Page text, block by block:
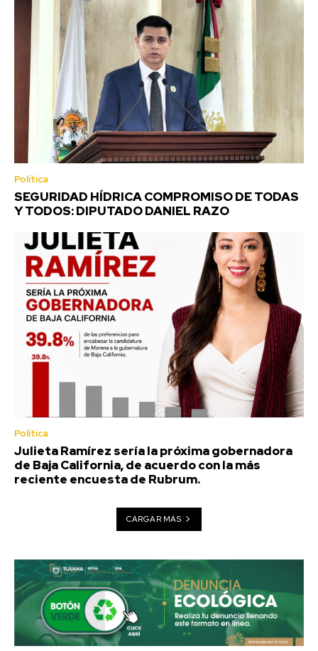
Política
SEGURIDAD HÍDRICA COMPROMISO DE TODAS
Y TODOS: DIPUTADO DANIEL RAZO
Política
Julieta Ramírez sería la próxima gobernadora
de Baja California, de acuerdo con la más
reciente encuesta de Rubrum.
CARGAR MÁS